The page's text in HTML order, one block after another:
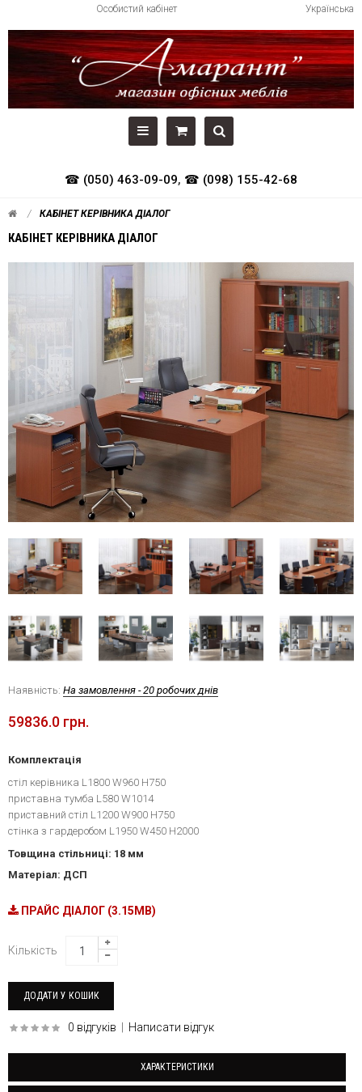
Українська
Особистий кабінет
☎ (050) 463-09-09, ☎ (098) 155-42-68
КАБІНЕТ КЕРІВНИКА ДІАЛОГ
КАБІНЕТ КЕРІВНИКА ДІАЛОГ
Наявність: На замовлення - 20 робочих днів
59836.0 грн.
Комплектація
стіл керівника L1800 W960 H750
приставна тумба L580 W1014
приставний стіл L1200 W900 H750
стінка з гардеробом L1950 W450 H2000
Товщина стільниці: 18 мм
Матеріал: ДСП
ПРАЙС ДІАЛОГ (3.15MB)
Кількість
0 відгуків Написати відгук
ХАРАКТЕРИСТИКИ